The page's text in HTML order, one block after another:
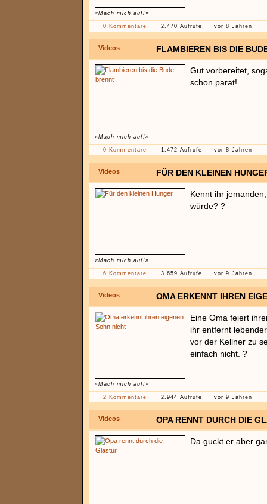
«Mach mich auf!»
0 Kommentare 2.470 Aufrufe vor 8 Jahren
Videos FLAMBIEREN BIS DIE
«Mach mich auf!»
Gut vorbereitet,
schon parat!
0 Kommentare 1.472 Aufrufe vor 8 Jahren
Videos FÜR DEN KLEINEN
«Mach mich auf!»
Kennt ihr
würde? ?
6 Kommentare 3.659 Aufrufe vor 9 Jahren
Videos OMA ERKENNT IHREN
«Mach mich auf!»
Eine Oma feiert
ihr entfernt
vor der Kellner zu
einfach nicht. ?
2 Kommentare 2.944 Aufrufe vor 9 Jahren
Videos OPA RENNT DURCH DIE
Da guckt er aber